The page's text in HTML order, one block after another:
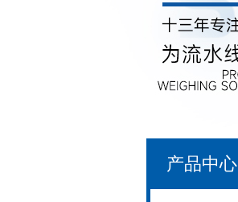
产品中心